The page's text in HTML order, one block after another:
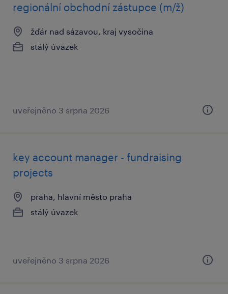
regionální obchodní zástupce (m/ž)
žďár nad sázavou, kraj vysočina
stálý úvazek
uveřejněno 3 srpna 2026
key account manager - fundraising
projects
praha, hlavní město praha
stálý úvazek
uveřejněno 3 srpna 2026